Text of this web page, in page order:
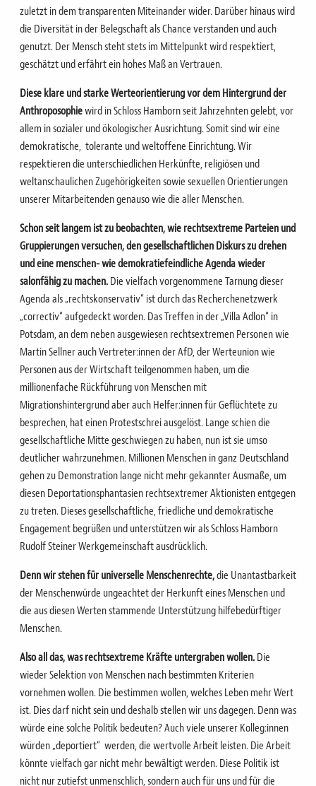
zuletzt in dem transparenten Miteinander wider. Darüber hinaus wird
die Diversität in der Belegschaft als Chance verstanden und auch
genutzt. Der Mensch steht stets im Mittelpunkt wird respektiert,
geschätzt und erfährt ein hohes Maß an Vertrauen.
Diese klare und starke Werteorientierung vor dem Hintergrund der
Anthroposophiewird in Schloss Hamborn seit Jahrzehnten gelebt, vor
allem in sozialer und ökologischer Ausrichtung. Somit sind wir eine
demokratische, tolerante und weltoffene Einrichtung. Wir
respektieren die unterschiedlichen Herkünfte, religiösen und
weltanschaulichen Zugehörigkeiten sowie sexuellen Orientierungen
unserer Mitarbeitenden genauso wie die aller Menschen.
Schon seit langem ist zu beobachten, wie rechtsextreme Parteien und
Gruppierungen versuchen, den gesellschaftlichen Diskurs zu drehen
und eine menschen- wie demokratiefeindliche Agenda wieder
salonfähig zu machen. Die vielfach vorgenommene Tarnung dieser
Agenda als „rechtskonservativ“ ist durch das Recherchenetzwerk
„correctiv“ aufgedeckt worden. Das Treffen in der „Villa Adlon“ in
Potsdam, an dem neben ausgewiesen rechtsextremen Personen wie
Martin Sellner auch Vertreter:innen der AfD, der Werteunion wie
Personen aus der Wirtschaft teilgenommen haben, um die
millionenfache Rückführung von Menschen mit
Migrationshintergrund aber auch Helfer:innen für Geflüchtete zu
besprechen, hat einen Protestschrei ausgelöst. Lange schien die
gesellschaftliche Mitte geschwiegen zu haben, nun ist sie umso
deutlicher wahrzunehmen. Millionen Menschen in ganz Deutschland
gehen zu Demonstration lange nicht mehr gekannter Ausmaße, um
diesen Deportationsphantasien rechtsextremer Aktionisten entgegen
zu treten. Dieses gesellschaftliche, friedliche und demokratische
Engagement begrüßen und unterstützen wir als Schloss Hamborn
Rudolf Steiner Werkgemeinschaft ausdrücklich.
Denn wir stehen für universelle Menschenrechte,die Unantastbarkeit
der Menschenwürde ungeachtet der Herkunft eines Menschen und
die aus diesen Werten stammende Unterstützung hilfebedürftiger
Menschen.
Also all das, was rechtsextreme Kräfte untergraben wollen. Die
wieder Selektion von Menschen nach bestimmten Kriterien
vornehmen wollen. Die bestimmen wollen, welches Leben mehr Wert
ist. Dies darf nicht sein und deshalb stellen wir uns dagegen. Denn was
würde eine solche Politik bedeuten? Auch viele unserer Kolleg:innen
würden „deportiert“ werden, die wertvolle Arbeit leisten. Die Arbeit
könnte vielfach gar nicht mehr bewältigt werden. Diese Politik ist
nicht nur zutiefst unmenschlich, sondern auch für uns und für die